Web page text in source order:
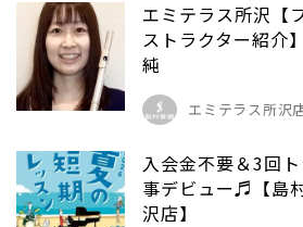
エミテラス所沢【
ストラクター紹
純
エミテラス所沢
入会金不要＆3回
事デビュー♬【島
沢店】